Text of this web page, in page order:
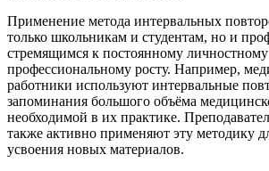
Применение метода интервальных
только школьникам и студентам, но и
стремящимся к постоянному
профессиональному росту. Например,
работники используют интервальные
запоминания большого объёма
необходимой в их практике.
также активно применяют эту методику
усвоения новых материалов.